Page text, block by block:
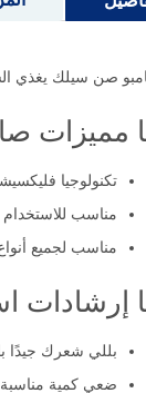
صن سيلك يغذي
مميزات
تكنولوجيا
مناسب للاستخدام
مناسب لجميع
إرشادات
بللي شعرك جيدًا
ضعي كمية مناسبة